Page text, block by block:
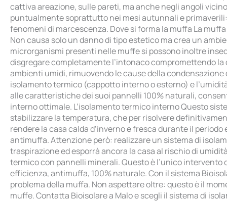
cattiva areazione, sulle pareti, ma anche negli angoli
puntualmente soprattutto nei mesi autunnali e
fenomeni di marcescenza. Dove si forma la muffa La
Non causa solo un danno di tipo estetico ma crea un
microrganismi presenti nelle muffe si possono inoltre
disgregare completamente l’intonaco compromettendo
ambienti umidi, rimuovendo le cause della
isolamento termico (cappotto interno o esterno) e
alle caratteristiche dei suoi pannelli 100% naturali,
interno ottimale. L’isolamento termico interno Questo
stabilizzare la temperatura, che per risolvere
rendere la casa calda d’inverno e fresca durante il
antimuffa. Attenzione però: realizzare un sistema di
traspirazione ed esporrà ancora la casa al rischio di
termico con pannelli minerali. Questo è l’unico
efficienza, antimuffa, 100% naturale. Con il sistema
problema della muffa. Non aspettare oltre: questo è il
muffe. Contatta Bioisolare a Malo e scegli il sistema di